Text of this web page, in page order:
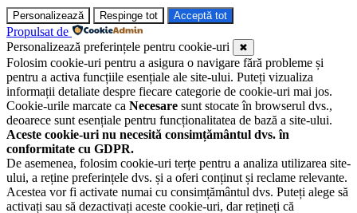
Personalizează Respinge tot Acceptă tot
Propulsat de
Personalizează preferințele pentru cookie-uri
✖
Folosim cookie-uri pentru a asigura o navigare fără probleme și
pentru a activa funcțiile esențiale ale site-ului. Puteți vizualiza
informații detaliate despre fiecare categorie de cookie-uri mai jos.
Cookie-urile marcate ca Necesare sunt stocate în browserul dvs.,
deoarece sunt esențiale pentru funcționalitatea de bază a site-ului.
Aceste cookie-uri nu necesită consimțământul dvs. în
conformitate cu GDPR.
De asemenea, folosim cookie-uri terțe pentru a analiza utilizarea site-
ului, a reține preferințele dvs. și a oferi conținut și reclame relevante.
Acestea vor fi activate numai cu consimțământul dvs. Puteți alege să
activați sau să dezactivați aceste cookie-uri, dar rețineți că